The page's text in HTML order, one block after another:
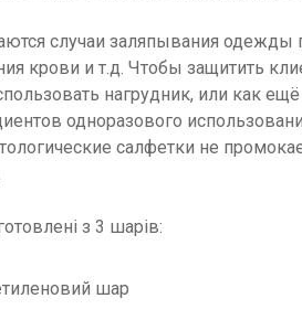
случаи заляпывания одежды
крови и т.д. Чтобы защитить
нагрудник, или как
одноразового
салфетки не
з 3 шарів:
шар